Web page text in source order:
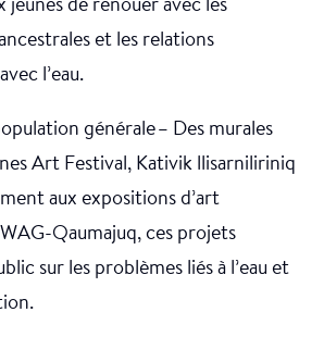
de renouer avec les
et les relations
l’eau.
générale – Des murales
Art Festival, Kativik llisarniliriniq
aux expositions d’art
Qaumajuq, ces projets
sur les problèmes liés à l’eau et